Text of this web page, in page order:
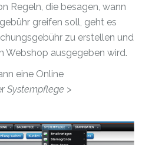
Regeln, die besagen, wann
greifen soll, geht es
zu erstellen und
Webshop ausgegeben wird.
eine Online
Systempflege >